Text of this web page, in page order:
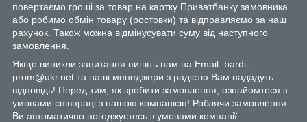
повертаємо гроші за товар на картку Приватбанку замовника
або робимо обмін товару (ростовки) та відправляємо за наш
рахунок. Також можна відмінусувати суму від наступного
замовлення.
Якщо виникли запитання пишіть нам на Email: bardi-
prom@ukr.net та наші менеджери з радістю Вам нададуть
відповідь! Перед тим, як зробити замовлення, ознайомтеся з
умовами співпраці з нашою компанією! Роблячи замовлення
Ви автоматично погоджуєтесь з умовами компанії.